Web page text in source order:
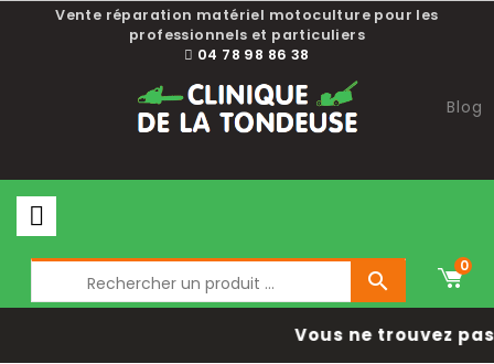
Vente réparation matériel motoculture pour les
professionnels et particuliers
04 78 98 86 38
Blog

0
Vous ne trouvez